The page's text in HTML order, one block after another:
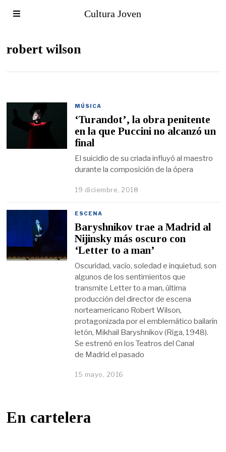
Cultura Joven
robert wilson
MÚSICA
‘Turandot’, la obra penitente
en la que Puccini no alcanzó un
final
El suicidio de su criada influyó al maestro
durante la composición de la ópera
19 diciembre, 2018
ESCENA
Baryshnikov trae a Madrid al
Nijinsky más oscuro con
‘Letter to a man’
Oscuridad, vacío, soledad e inquietud, son
algunos de los sentimientos que
transmite Letter to a man, última
producción del director de escena
norteamericano Robert Wilson,
protagonizada por el emblemático bailarín
letón, Mikhail Baryshnikov (Riga, 1948).
Se estrenó en los Teatros del Canal
de Madrid el pasado
15 mayo, 2016
En cartelera